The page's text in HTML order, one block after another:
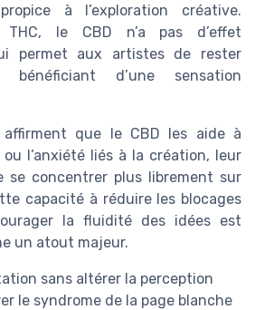
à l’exploration créative.
THC, le CBD n’a pas d’effet
permet aux artistes de rester
d’une sensation
affirment que le CBD les aide à
l’anxiété liés à la création, leur
se concentrer plus librement sur
capacité à réduire les blocages
la fluidité des idées est
un atout majeur.
sans altérer la perception
le syndrome de la page blanche